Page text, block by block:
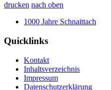
drucken nach oben
1000 Jahre Schnaittach
Quicklinks
Kontakt
Inhaltsverzeichnis
Impressum
Datenschutzerklärung